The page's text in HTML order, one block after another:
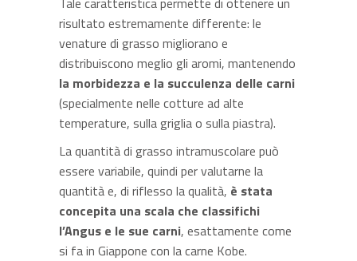
risultato estremamente differente: le
venature di grasso migliorano e
distribuiscono meglio gli aromi, mantenendo
la morbidezza e la succulenza delle carni
(specialmente nelle cotture ad alte
temperature, sulla griglia o sulla piastra).
La quantità di grasso intramuscolare può
essere variabile, quindi per valutarne la
quantità e, di riflesso la qualità, è stata
concepita una scala che classifichi
l’Angus e le sue carni, esattamente come
si fa in Giappone con la carne Kobe.